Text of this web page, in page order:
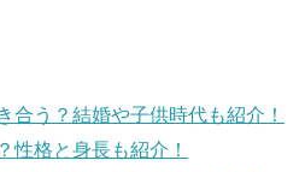
合う？結婚や子供時代も紹介！
性格と身長も紹介！